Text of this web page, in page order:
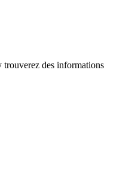
trouverez des informations